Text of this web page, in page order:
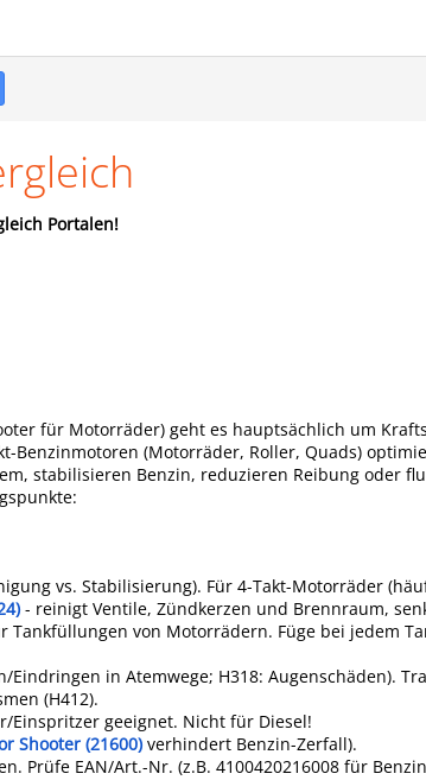
Portalen!
für Motorräder) geht es hauptsächlich um
Benzinmotoren (Motorräder, Roller, Quads)
stabilisieren Benzin, reduzieren Reibung oder
vs. Stabilisierung). Für 4-Takt-Motorräder
- reinigt Ventile, Zündkerzen und Brennraum,
von Motorrädern. Füge bei jedem
in Atemwege; H318: Augenschäden).
(H412).
geeignet. Nicht für Diesel!
Shooter (21600) verhindert Benzin-Zerfall).
Prüfe EAN/Art.-Nr. (z.B. 4100420216008 für